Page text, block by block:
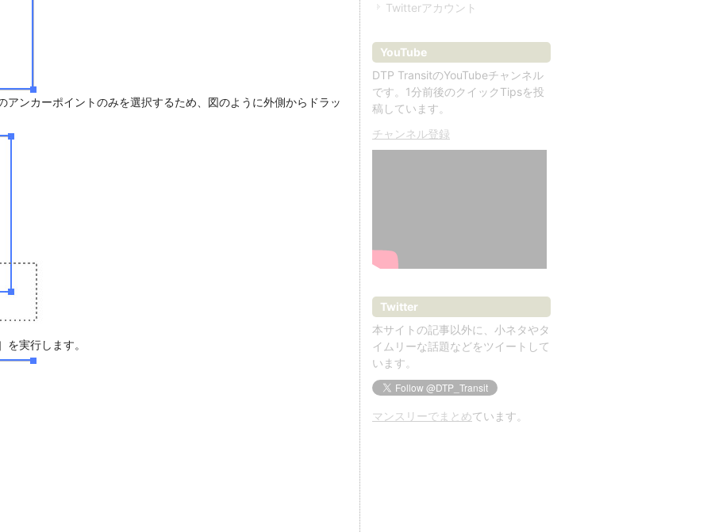
アンカーポイントのみを選択するため、図のように外側からドラッ
実行します。
Twitterアカウント
YouTube
DTP TransitのYouTubeチャンネル
です。1分前後のクイックTipsを投
稿しています。
チャンネル登録
Twitter
本サイトの記事以外に、小ネタやタ
イムリーな話題などをツイートして
います。
マンスリーでまとめています。